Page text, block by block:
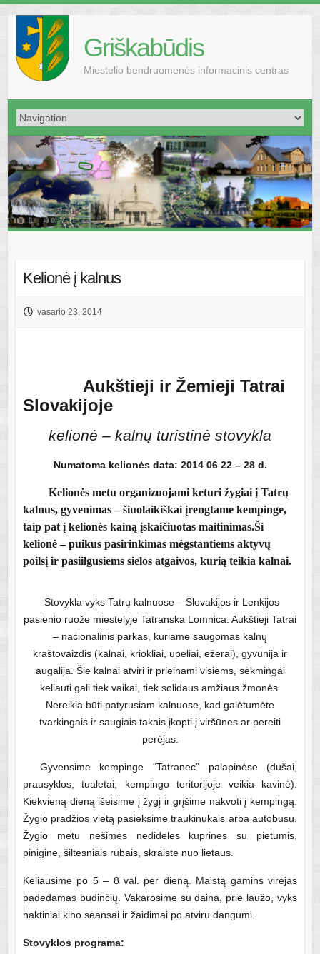
Griškabūdis
Miestelio bendruomenės informacinis centras
Kelionė į kalnus
vasario 23, 2014
Aukštieji ir Žemieji Tatrai
Slovakijoje
kelionė – kalnų turistinė stovykla
Numatoma kelionės data: 2014 06 22 – 28 d.
Kelionės metu organizuojami keturi žygiai į Tatrų
kalnus, gyvenimas – šiuolaikiškai įrengtame kempinge,
taip pat į kelionės kainą įskaičiuotas maitinimas.Ši
kelionė – puikus pasirinkimas mėgstantiems aktyvų
poilsį ir pasiilgusiems sielos atgaivos, kurią teikia kalnai.
Stovykla vyks Tatrų kalnuose – Slovakijos ir Lenkijos
pasienio ruože miestelyje Tatranska Lomnica. Aukštieji Tatrai
– nacionalinis parkas, kuriame saugomas kalnų
kraštovaizdis (kalnai, kriokliai, upeliai, ežerai), gyvūnija ir
augalija. Šie kalnai atviri ir prieinami visiems, sėkmingai
keliauti gali tiek vaikai, tiek solidaus amžiaus žmonės.
Nereikia būti patyrusiam kalnuose, kad galėtumėte
tvarkingais ir saugiais takais įkopti į viršūnes ar pereiti
perėjas.
Gyvensime kempinge “Tatranec” palapinėse (dušai,
prausyklos, tualetai, kempingo teritorijoje veikia kavinė).
Kiekvieną dieną išeisime į žygį ir grįšime nakvoti į kempingą.
Žygio pradžios vietą pasieksime traukinukais arba autobusu.
Žygio metu nešimės nedideles kuprines su pietumis,
pinigine, šiltesniais rūbais, skraiste nuo lietaus.
Keliausime po 5 – 8 val. per dieną. Maistą gamins virėjas
padedamas budinčių. Vakarosime su daina, prie laužo, vyks
naktiniai kino seansai ir žaidimai po atviru dangumi.
Stovyklos programa: